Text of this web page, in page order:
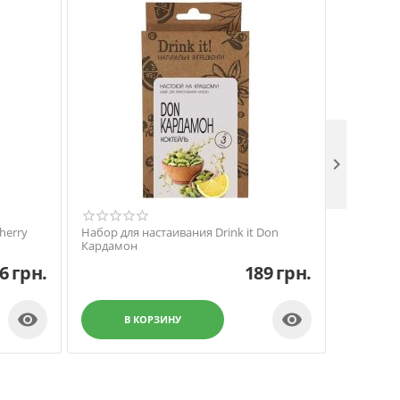
грн.

Набор для настаивания Drink it Don
Кардамон
189грн.
В КОРЗИНУ 
